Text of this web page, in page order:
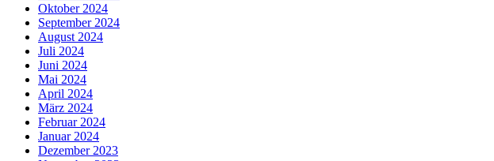
Oktober 2024
September 2024
August 2024
Juli 2024
Juni 2024
Mai 2024
April 2024
März 2024
Februar 2024
Januar 2024
Dezember 2023